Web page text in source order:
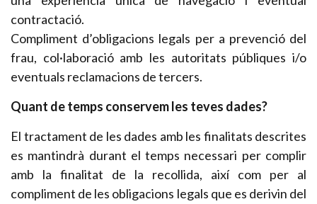
contractació.
Compliment d’obligacions legals per a prevenció del
frau, col·laboració amb les autoritats públiques i/o
eventuals reclamacions de tercers.
Quant de temps conservem les teves dades?
El tractament de les dades amb les finalitats descrites
es mantindrà durant el temps necessari per complir
amb la finalitat de la recollida, així com per al
compliment de les obligacions legals que es derivin del